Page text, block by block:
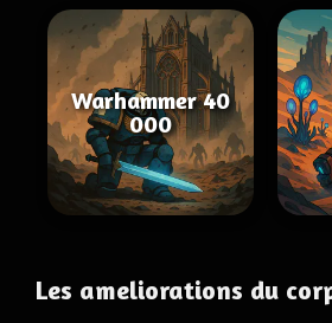
Warhammer 40
000
Les ameliorations du